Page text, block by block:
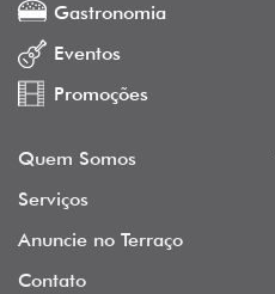
Gastronomia
Eventos
Promoções
Quem Somos
Serviços
Anuncie no Terraço
Contato